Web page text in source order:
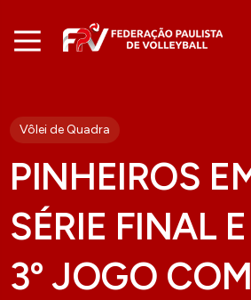
Vôlei de Quadra
PINHEIROS
SÉRIE FINAL
3º JOGO COM